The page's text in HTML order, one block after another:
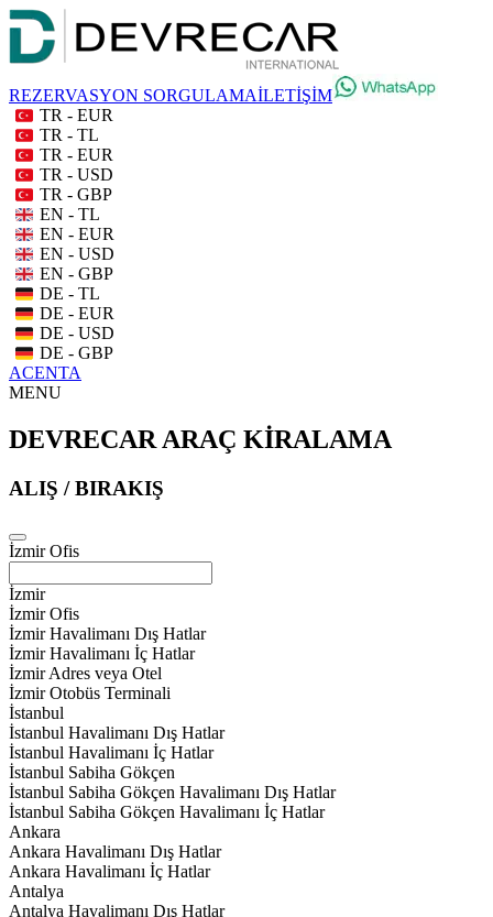
REZERVASYON SORGULAMAİLETİŞİM
TR - EUR
TR - TL
TR - EUR
TR - USD
TR - GBP
EN - TL
EN - EUR
EN - USD
EN - GBP
DE - TL
DE - EUR
DE - USD
DE - GBP
ACENTA
MENU
DEVRECAR ARAÇ KİRALAMA
ALIŞ / BIRAKIŞ
İzmir Ofis
İzmir
İzmir Ofis
İzmir Havalimanı Dış Hatlar
İzmir Havalimanı İç Hatlar
İzmir Adres veya Otel
İzmir Otobüs Terminali
İstanbul
İstanbul Havalimanı Dış Hatlar
İstanbul Havalimanı İç Hatlar
İstanbul Sabiha Gökçen
İstanbul Sabiha Gökçen Havalimanı Dış Hatlar
İstanbul Sabiha Gökçen Havalimanı İç Hatlar
Ankara
Ankara Havalimanı Dış Hatlar
Ankara Havalimanı İç Hatlar
Antalya
Antalya Havalimanı Dış Hatlar